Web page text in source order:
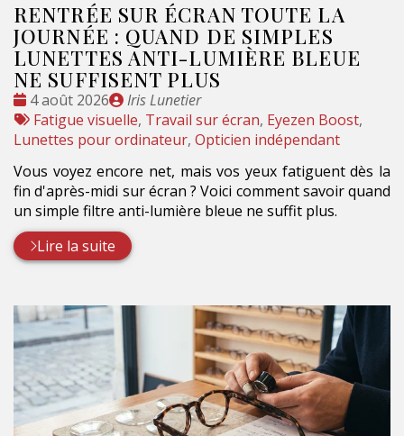
RENTRÉE SUR ÉCRAN TOUTE LA
JOURNÉE : QUAND DE SIMPLES
LUNETTES ANTI-LUMIÈRE BLEUE
NE SUFFISENT PLUS
Date
:
4 août 2026
Publié
par
Iris Lunetier
Tags
:
Fatigue visuelle, Travail sur écran, Eyezen Boost,
Lunettes pour ordinateur, Opticien indépendant
Vous voyez encore net, mais vos yeux fatiguent dès la
fin d'après-midi sur écran ? Voici comment savoir quand
un simple filtre anti-lumière bleue ne suffit plus.
Lire la suite